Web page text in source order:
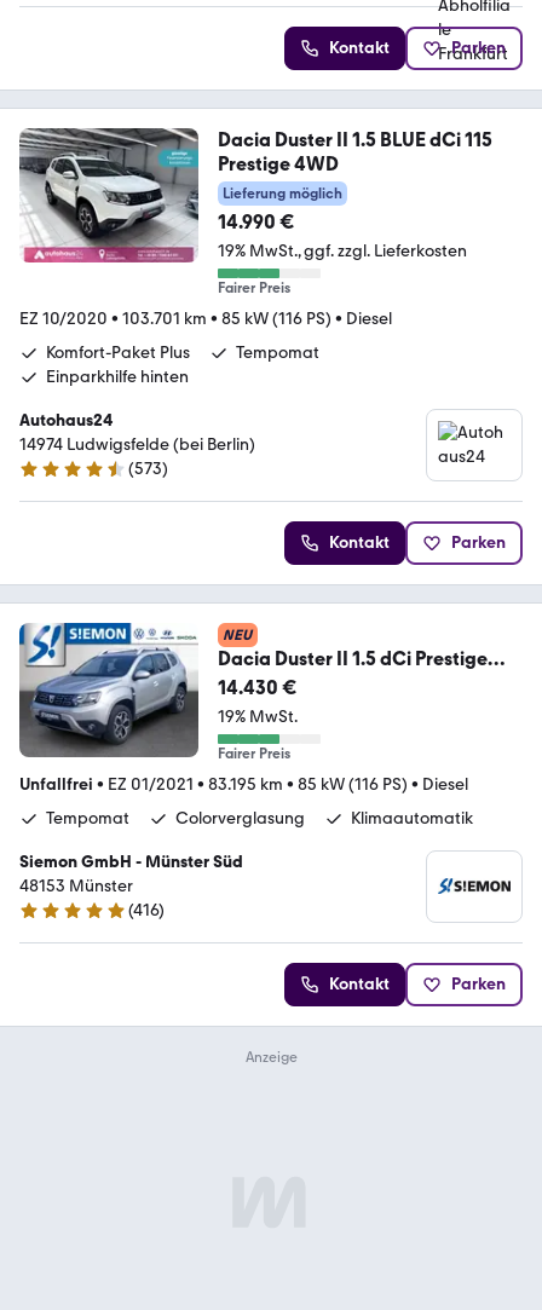
Kontakt Parken
Dacia Duster II 1.5 BLUE dCi 115
Prestige 4WD
Lieferung möglich
14.990 €
19% MwSt. ggf. zzgl. Lieferkosten
Fairer Preis
EZ 10/2020 • 103.701 km • 85 kW (116 PS) • Diesel
Komfort-Paket Plus
Tempomat
Einparkhilfe hinten
Autohaus24
14974 Ludwigsfelde (bei Berlin)
4.3 Sterne
(573)
Kontakt Parken
NEU
Dacia Duster II 1.5 dCi Prestige
PDC NAVI SHZ RFK
14.430 €
19% MwSt.
Fairer Preis
Unfallfrei • EZ 01/2021 • 83.195 km • 85 kW (116 PS) • Diesel
Tempomat
Colorverglasung Klimaautomatik
Siemon GmbH - Münster Süd
48153 Münster
4.8 Sterne
(416)
Kontakt Parken